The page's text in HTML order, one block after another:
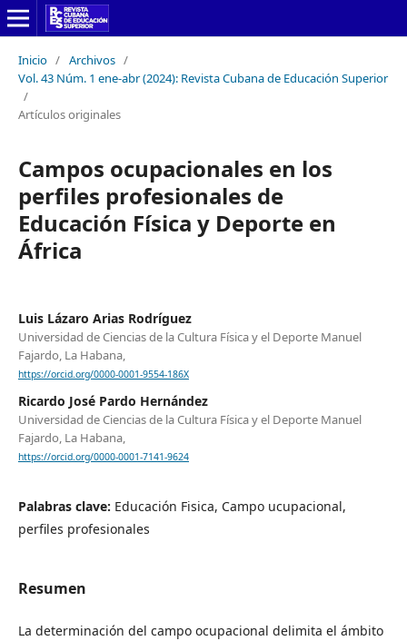
Inicio / Archivos /
Vol. 43 Núm. 1 ene-abr (2024): Revista Cubana de Educación Superior
/
Artículos originales
Campos ocupacionales en los
perfiles profesionales de
Educación Física y Deporte en
África
Luis Lázaro Arias Rodríguez
Universidad de Ciencias de la Cultura Física y el Deporte Manuel
Fajardo, La Habana,
https://orcid.org/0000-0001-9554-186X
Ricardo José Pardo Hernández
Universidad de Ciencias de la Cultura Física y el Deporte Manuel
Fajardo, La Habana,
https://orcid.org/0000-0001-7141-9624
Palabras clave: Educación Fisica, Campo ucupacional,
perfiles profesionales
Resumen
La determinación del campo ocupacional delimita el ámbito